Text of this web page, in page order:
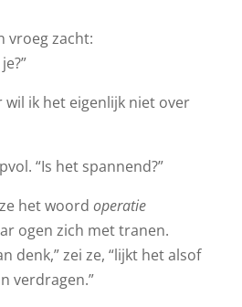
vroeg zacht:
wil ik het eigenlijk niet over
“Is het spannend?”
het woord operatie
ogen zich met tranen.
denk,” zei ze, “lijkt het alsof
verdragen.”